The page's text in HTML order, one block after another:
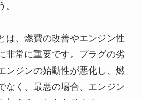
は、燃費の改善やエンジン性
非常に重要です。プラグの劣
ンジンの始動性が悪化し、燃
なく、最悪の場合、エンジン